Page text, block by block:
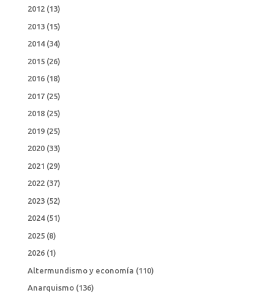
2012(13)
2013(15)
2014(34)
2015(26)
2016(18)
2017(25)
2018(25)
2019(25)
2020(33)
2021 (29)
2022(37)
2023(52)
2024(51)
2025(8)
2026(1)
Altermundismo y economía (110)
Anarquismo(136)